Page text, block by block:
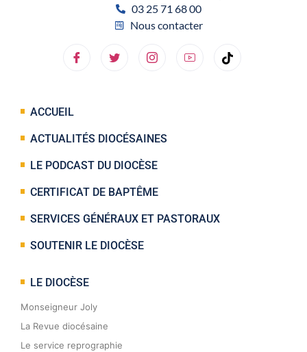
03 25 71 68 00
Nous contacter
ACCUEIL
ACTUALITÉS DIOCÉSAINES
LE PODCAST DU DIOCÈSE
CERTIFICAT DE BAPTÊME
SERVICES GÉNÉRAUX ET PASTORAUX
SOUTENIR LE DIOCÈSE
LE DIOCÈSE
Monseigneur Joly
La Revue diocésaine
Le service reprographie